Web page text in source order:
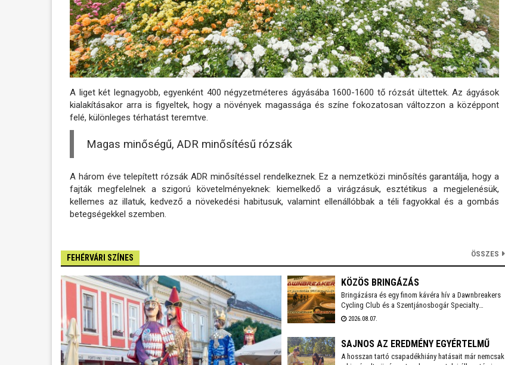
A liget két legnagyobb, egyenként 400 négyzetméteres ágyásába 1600-1600 tő rózsát ültettek. Az ágyások
kialakításakor arra is figyeltek, hogy a növények magassága és színe fokozatosan változzon a középpont
felé, különleges térhatást teremtve.
Magas minőségű, ADR minősítésű rózsák
A három éve telepített rózsák ADR minősítéssel rendelkeznek. Ez a nemzetközi minősítés garantálja, hogy a
fajták megfelelnek a szigorú követelményeknek: kiemelkedő a virágzásuk, esztétikus a megjelenésük,
kellemes az illatuk, kedvező a növekedési habitusuk, valamint ellenállóbbak a téli fagyokkal és a gombás
betegségekkel szemben.
FEHÉRVÁRI SZÍNES ÖSSZES
KÖZÖS BRINGÁZÁS
Bringázásra és egy finom kávéra hív a Dawnbreakers
Cycling Club és a Szentjánosbogár Specialty
Kávékert. A közös tekerés augusztus 8-án,
bármilyen kerékpárral lehet csatlakozni.
2026.08.07.
SAJNOS AZ EREDMÉNY EGYÉRTELMŰ
A hosszan tartó csapadékhiány hatásait már nemcsak